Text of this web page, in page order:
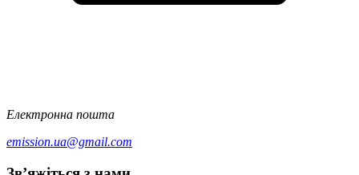
Електронна пошта
emission.ua@gmail.com